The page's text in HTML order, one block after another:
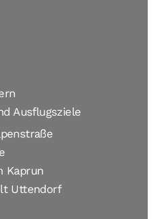
Ausflugsziele
Kaprun
Uttendorf